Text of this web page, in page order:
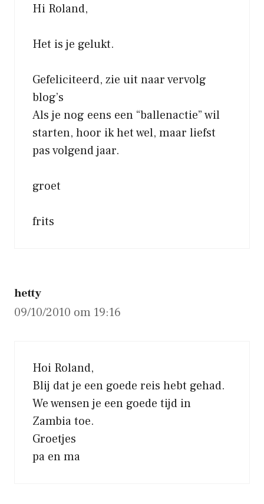
Hi Roland,
Het is je gelukt.
Gefeliciteerd, zie uit naar vervolg
blog’s
Als je nog eens een “ballenactie” wil
starten, hoor ik het wel, maar liefst
pas volgend jaar.
groet
frits
hetty
09/10/2010 om 19:16
Hoi Roland,
Blij dat je een goede reis hebt gehad.
We wensen je een goede tijd in
Zambia toe.
Groetjes
pa en ma